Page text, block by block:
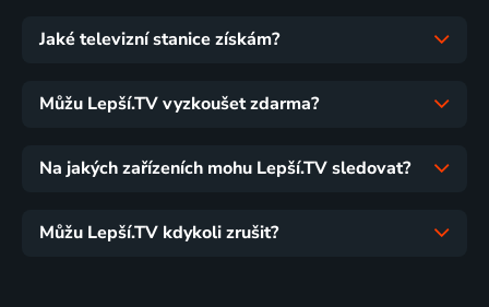
Jaké televizní stanice získám?
Můžu Lepší.TV vyzkoušet zdarma?
Na jakých zařízeních mohu Lepší.TV sledovat?
Můžu Lepší.TV kdykoli zrušit?